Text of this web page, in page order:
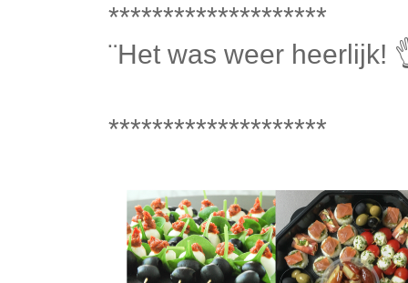
********************
¨Het was weer heerlijk!
********************